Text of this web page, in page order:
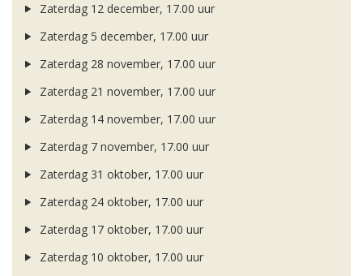
Zaterdag 12 december, 17.00 uur
Zaterdag 5 december, 17.00 uur
Zaterdag 28 november, 17.00 uur
Zaterdag 21 november, 17.00 uur
Zaterdag 14 november, 17.00 uur
Zaterdag 7 november, 17.00 uur
Zaterdag 31 oktober, 17.00 uur
Zaterdag 24 oktober, 17.00 uur
Zaterdag 17 oktober, 17.00 uur
Zaterdag 10 oktober, 17.00 uur